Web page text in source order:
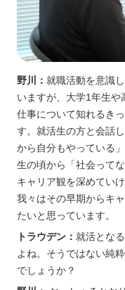
野川： 就職活動を意識
いますが、大学1年生
仕事について知れるき
す。就活生の方と会話
から自分もやっている
生の頃から「社会って
キャリア観を深めてい
我々はその早期からキ
たいと思っています。
トラウデン： 就活とな
よね。そうではない純
でしょうか？